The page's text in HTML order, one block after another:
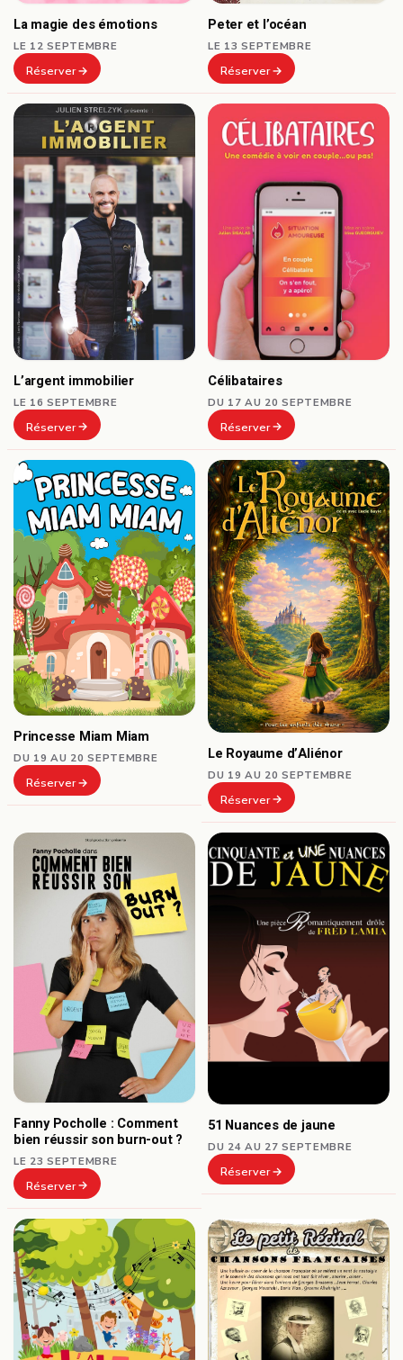
La magie des émotions
LE 12 SEPTEMBRE
Réserver
Peter et l’océan
LE 13 SEPTEMBRE
Réserver
L’argent immobilier
LE 16 SEPTEMBRE
Réserver
Célibataires
DU 17 AU 20 SEPTEMBRE
Réserver
Princesse Miam Miam
DU 19 AU 20 SEPTEMBRE
Réserver
Le Royaume d’Aliénor
DU 19 AU 20 SEPTEMBRE
Réserver
Fanny Pocholle : Comment
bien réussir son burn-out ?
LE 23 SEPTEMBRE
Réserver
51 Nuances de jaune
DU 24 AU 27 SEPTEMBRE
Réserver